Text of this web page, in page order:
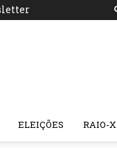
ELEIÇÕES RAIO-X